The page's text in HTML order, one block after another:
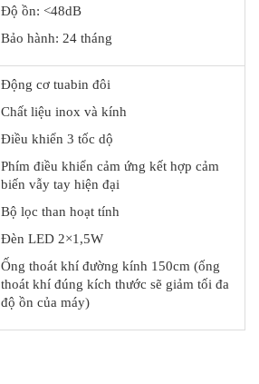
Độ ồn: <48dB
Bảo hành: 24 tháng
Động cơ tuabin đôi
Chất liệu inox và kính
Điều khiển 3 tốc dộ
Phím điều khiển cảm ứng kết hợp cảm
biến vẫy tay hiện đại
Bộ lọc than hoạt tính
Đèn LED 2×1,5W
Ống thoát khí đường kính 150cm (ống
thoát khí đúng kích thước sẽ giảm tối đa
độ ồn của máy)